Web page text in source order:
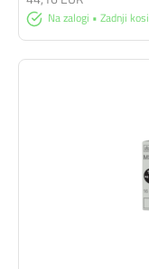
Na zalogi • Zadnji kosi